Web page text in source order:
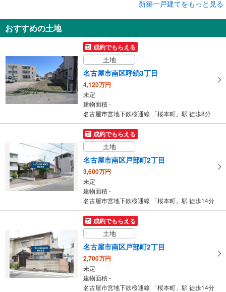
5,199万円
1SLDK
建物面積 109.82m
名古屋市営地下鉄桜通線 「桜本町」駅 徒歩6分
新築一戸建てをもっと見る
おすすめの土地
成約でもらえる
土地
名古屋市南区呼続3丁目
4,120万円
未定
建物面積 -
名古屋市営地下鉄桜通線 「桜本町」駅 徒歩8分
成約でもらえる
土地
名古屋市南区戸部町2丁目
3,600万円
未定
建物面積 -
名古屋市営地下鉄桜通線 「桜本町」駅 徒歩14分
成約でもらえる
土地
名古屋市南区戸部町2丁目
2,700万円
未定
建物面積 -
名古屋市営地下鉄桜通線 「桜本町」駅 徒歩14分